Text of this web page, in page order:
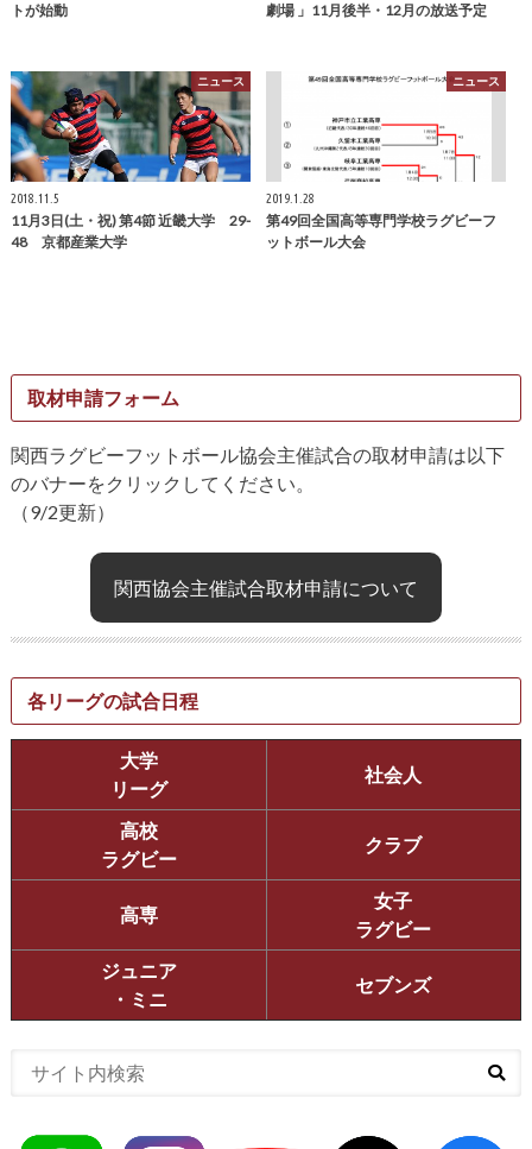
トが始動 劇場 」11月後半・12月の放送予定
ニュース
2018.11.5
11月3日(土・祝) 第4節 近畿大学 29-
48 京都産業大学
ニュース
2019.1.28
第49回全国高等専門学校ラグビーフ
ットボール大会
取材申請フォーム
関西ラグビーフットボール協会主催試合の取材申請は以下
のバナーをクリックしてください。
（9/2更新）
関西協会主催試合取材申請について
各リーグの試合日程
大学
リーグ
社会人
高校
ラグビー
クラブ
高専
女子
ラグビー
ジュニア
・ミニ
セブンズ